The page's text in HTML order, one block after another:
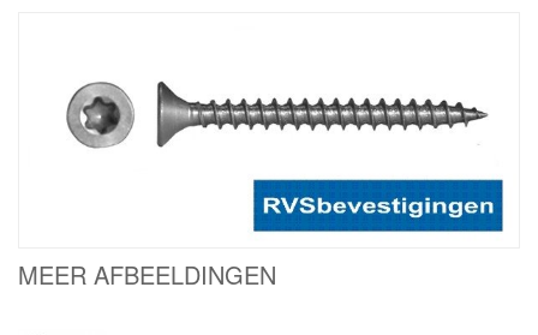
MEER AFBEELDINGEN